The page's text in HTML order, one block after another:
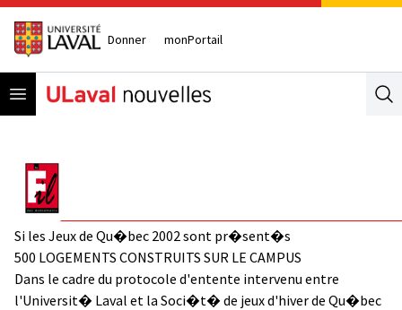
Donner monPortail
Open menu
Si les Jeux de Qu�bec 2002 sont pr�sent�s
500 LOGEMENTS CONSTRUITS SUR LE CAMPUS
Dans le cadre du protocole d'entente intervenu entre
l'Universit� Laval et la Soci�t� de jeux d'hiver de Qu�bec